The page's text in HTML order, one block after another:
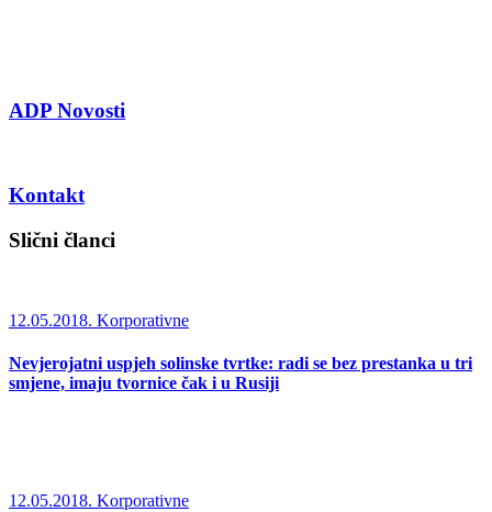
ADP Novosti
Kontakt
Slični članci
12.05.2018. Korporativne
Nevjerojatni uspjeh solinske tvrtke: radi se bez prestanka u tri
smjene, imaju tvornice čak i u Rusiji
12.05.2018. Korporativne